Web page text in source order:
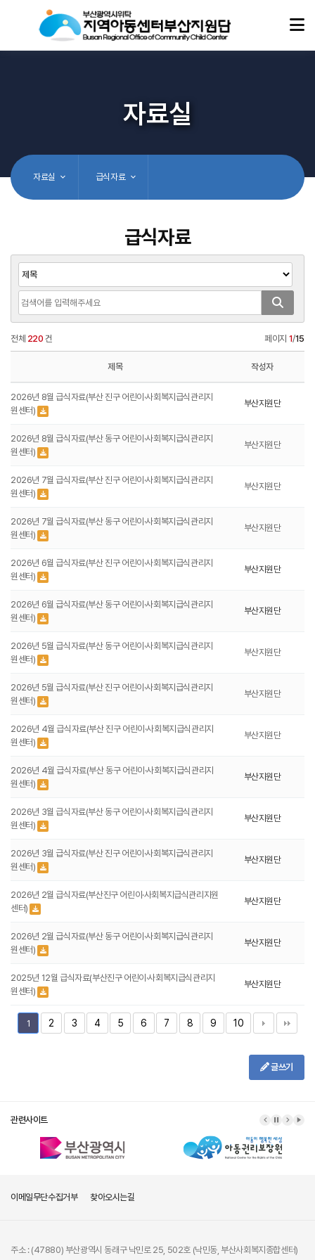
자료실
자료실 급식자료
급식자료
전체 220 건 페이지 1/15
제목 작성자
2026년 8월 급식자료(부산 진구 어린이·사회복지급식관리지
원센터)
부산지원단
2026년 8월 급식자료(부산 동구 어린이·사회복지급식관리지
원센터)
부산지원단
2026년 7월 급식자료(부산 진구 어린이·사회복지급식관리지
원센터)
부산지원단
2026년 7월 급식자료(부산 동구 어린이·사회복지급식관리지
원센터)
부산지원단
2026년 6월 급식자료(부산 진구 어린이·사회복지급식관리지
원센터)
부산지원단
2026년 6월 급식자료(부산 동구 어린이·사회복지급식관리지
원센터)
부산지원단
2026년 5월 급식자료(부산 동구 어린이·사회복지급식관리지
원센터)
부산지원단
2026년 5월 급식자료(부산 진구 어린이·사회복지급식관리지
원센터)
부산지원단
2026년 4월 급식자료(부산 진구 어린이·사회복지급식관리지
원센터)
부산지원단
2026년 4월 급식자료(부산 동구 어린이·사회복지급식관리지
원센터)
부산지원단
2026년 3월 급식자료(부산 동구 어린이·사회복지급식관리지
원센터)
부산지원단
2026년 3월 급식자료(부산 진구 어린이·사회복지급식관리지
원센터)
부산지원단
2026년 2월 급식자료(부산진구 어린이·사회복지급식관리지원
센터)
부산지원단
2026년 2월 급식자료(부산 동구 어린이·사회복지급식관리지
원센터)
부산지원단
2025년 12월 급식자료(부산진구 어린이·사회복지급식관리지
원센터)
부산지원단
1 2 3 4 5 6 7 8 9 10
글쓰기
관련사이트
이메일무단수집거부 찾아오시는길
주소 : (47880) 부산광역시 동래구 낙민로 25, 502호 (낙민동, 부산사회복지종합센터)